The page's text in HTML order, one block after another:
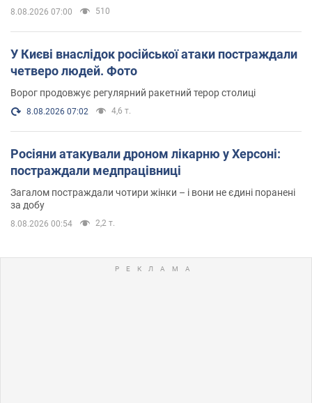
8.08.2026 07:00 510
У Києві внаслідок російської атаки постраждали
четверо людей. Фото
Ворог продовжує регулярний ракетний терор столиці
8.08.2026 07:02 4,6 т.
Росіяни атакували дроном лікарню у Херсоні:
постраждали медпрацівниці
Загалом постраждали чотири жінки – і вони не єдині поранені
за добу
8.08.2026 00:54 2,2 т.